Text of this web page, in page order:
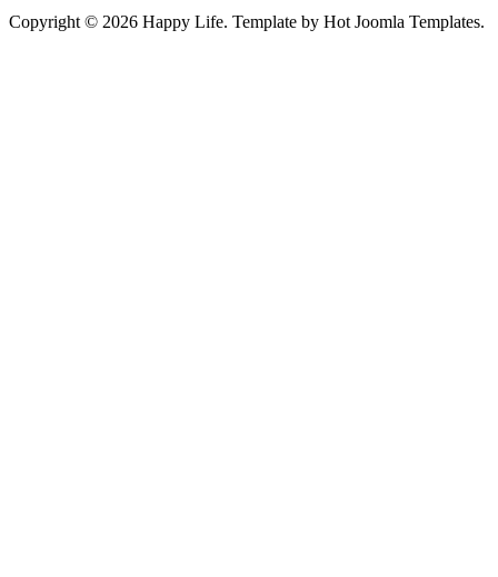
Copyright © 2026 Happy Life. Template by Hot Joomla Templates.